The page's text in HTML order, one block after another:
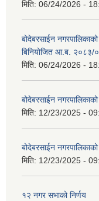
मिति: 06/24/2026 -
बोदेबरसाईन
बिनियोजित आ.ब. २०८३/
मिति: 06/24/2026 -
बोदेबरसाईन
मिति: 12/23/2025 -
बोदेबरसाईन
मिति: 12/23/2025 -
१२ नगर सभाको निर्णय